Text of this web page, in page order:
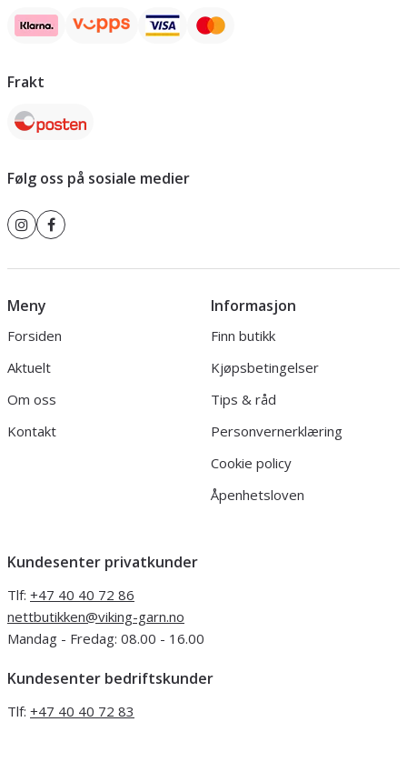
Frakt
Følg oss på sosiale medier
Meny
Forsiden
Aktuelt
Om oss
Kontakt
Informasjon
Finn butikk
Kjøpsbetingelser
Tips & råd
Personvernerklæring
Cookie policy
Åpenhetsloven
Kundesenter privatkunder
Tlf: +47 40 40 72 86
nettbutikken@viking-garn.no
Mandag - Fredag: 08.00 - 16.00
Kundesenter bedriftskunder
Tlf: +47 40 40 72 83